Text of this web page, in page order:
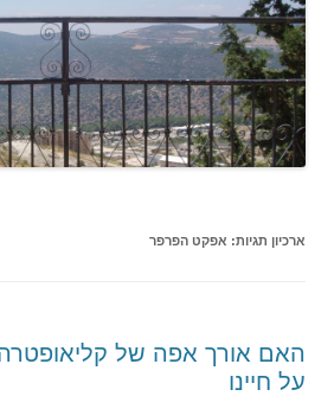
ארכיון תגיות: אפקט הפרפר
האם אורך אפה של
על חיינו